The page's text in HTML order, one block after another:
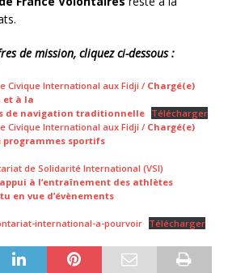
de mission, cliquez ci-dessous :
Civique International aux Fidji / Chargé(e)
et à la
de navigation traditionnelle Télécharger
Civique International aux Fidji / Chargé(e)
programmes sportifs
de Solidarité International (VSI)
à l’entraînement des athlètes
en vue d’évènements
international-a-pourvoir Télécharger